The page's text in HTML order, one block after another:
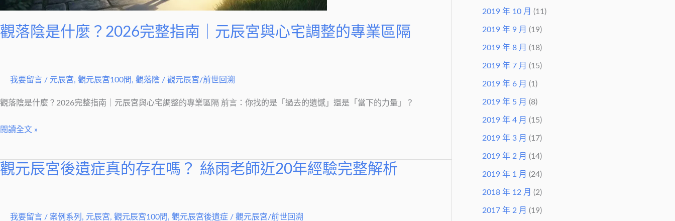
觀落陰是什麼？2026完整指南｜元辰宮與心宅調整的專業區隔
我要留言 / 元辰宮, 觀元辰宮100問, 觀落陰 / 觀元辰宮/前世回溯
觀落陰是什麼？2026完整指南｜元辰宮與心宅調整的專業區隔 前言：你找的是「過去的遺憾」還是「當下的力量」？
元
辰
宮
調
的
區
閱讀全文 »
觀元辰宮後遺症真的存在嗎？ 絲雨老師近20年經驗完整解析
我要留言 / 案例系列 , 元辰宮, 觀元辰宮100問, 觀元辰宮後遺症 / 觀元辰宮/前世回溯
觀
2019 年 10 月 (11)
2019 年 9 月 (19)
2019 年 8 月 (18)
2019 年 7 月 (15)
2019 年 6 月 (1)
2019 年 5 月 (8)
2019 年 4 月 (15)
2019 年 3 月 (17)
2019 年 2 月 (14)
2019 年 1 月 (24)
2018 年 12 月 (2)
2017 年 2 月 (19)